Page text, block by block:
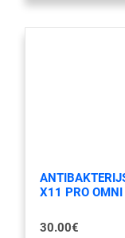
X11 PRO OMNI
30.00€